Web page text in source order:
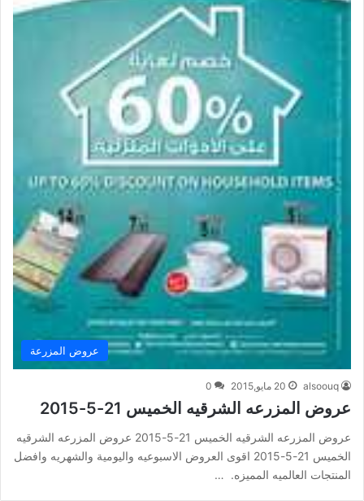
عروض المزرعة
alsoouq 20 مايو,2015 0
عروض المزرعه الشرقيه الخميس 21-5-2015
عروض المزرعه الشرقيه الخميس 21-5-2015 عروض المزرعه الشرقيه
الخميس 21-5-2015 اقوى العروض الاسبوعيه واليومية والشهريه وافضل
المنتجات العالميه المميزه. …